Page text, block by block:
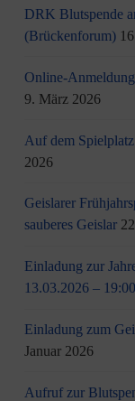
DRK Blutspende
(Brückenforum)
Online-
9. März 2026
Auf dem
2026
Geislarer
sauberes Geislar
Einladung zur
13.03.2026 –
Einladung zum
Januar 2026
Aufruf zur